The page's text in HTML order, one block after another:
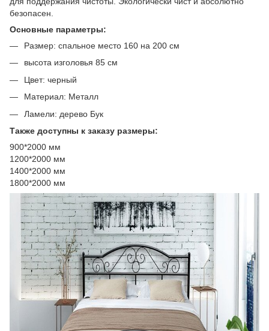
безопасен.
Основные параметры:
Размер: спальное место 160 на 200 см
высота изголовья 85 см
Цвет: черный
Материал: Металл
Ламели: дерево Бук
Также доступны к заказу размеры:
900*2000 мм
1200*2000 мм
1400*2000 мм
1800*2000 мм